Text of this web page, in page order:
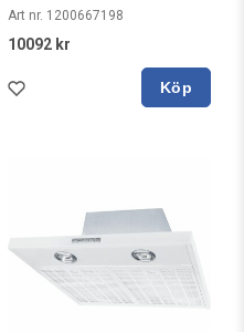
Art nr. 1200667198
10092 kr
Köp